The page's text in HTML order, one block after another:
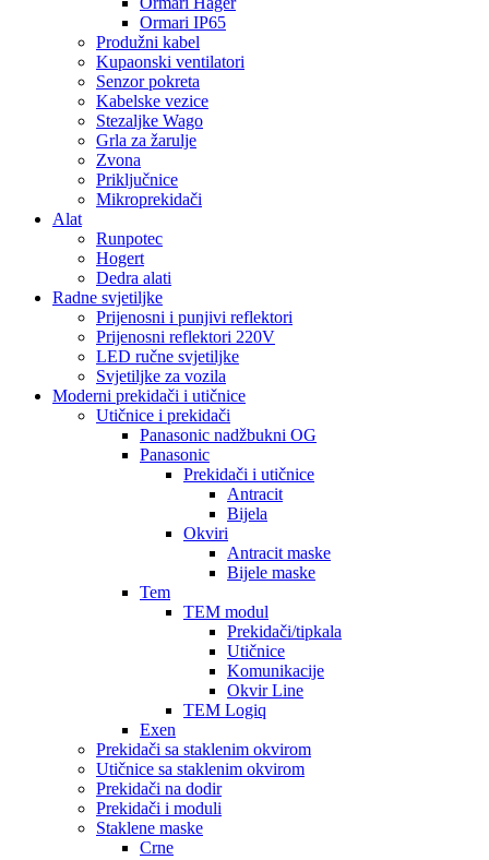
Ormari IP65
Produžni kabel
Kupaonski ventilatori
Senzor pokreta
Kabelske vezice
Stezaljke Wago
Grla za žarulje
Zvona
Priključnice
Mikroprekidači
Alat
Runpotec
Hogert
Dedra alati
Radne svjetiljke
Prijenosni i punjivi reflektori
Prijenosni reflektori 220V
LED ručne svjetiljke
Svjetiljke za vozila
Moderni prekidači i utičnice
Utičnice i prekidači
Panasonic nadžbukni OG
Panasonic
Prekidači i utičnice
Antracit
Bijela
Okviri
Antracit maske
Bijele maske
Tem
TEM modul
Prekidači/tipkala
Utičnice
Komunikacije
Okvir Line
TEM Logiq
Exen
Prekidači sa staklenim okvirom
Utičnice sa staklenim okvirom
Prekidači na dodir
Prekidači i moduli
Staklene maske
Crne